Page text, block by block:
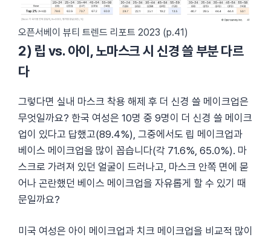
오픈서베이 뷰티 트렌드 리포트 2023 (p.41)
2) 립 vs. 아이, 노마스크 시 신경 쓸 부분 다르
다
그렇다면 실내 마스크 착용 해제 후 더 신경 쓸 메이크업은
무엇일까요? 한국 여성은 10명 중 9명이 더 신경 쓸 메이크
업이 있다고 답했고(89.4%), 그중에서도 립 메이크업과
베이스 메이크업을 많이 꼽습니다(각 71.6%, 65.0%). 마
스크로 가려져 있던 얼굴이 드러나고, 마스크 안쪽 면에 묻
어나 곤란했던 베이스 메이크업을 자유롭게 할 수 있기 때
문일까요?
미국 여성은 아이 메이크업과 치크 메이크업을 비교적 많이